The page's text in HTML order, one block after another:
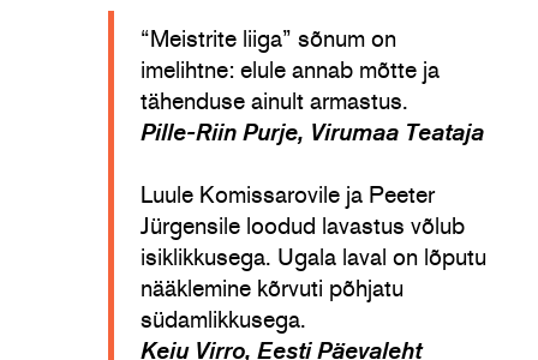
“Meistrite liiga” sõnum on
imelihtne: elule annab mõtte ja
tähenduse ainult armastus.
Pille-Riin Purje, Virumaa Teataja
Luule Komissarovile ja Peeter
Jürgensile loodud lavastus võlub
isiklikkusega. Ugala laval on lõputu
nääklemine kõrvuti põhjatu
südamlikkusega.
Keiu Virro, Eesti Päevaleht